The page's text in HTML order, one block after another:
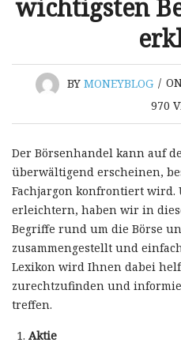
wichtigsten
BY MONEYBLOG /
970
Der Börsenhandel kann auf
überwältigend erscheinen,
Fachjargon konfrontiert wird.
erleichtern, haben wir in
Begriffe rund um die Börse
zusammengestellt und
Lexikon wird Ihnen dabei
zurechtzufinden und
treffen.
Aktie